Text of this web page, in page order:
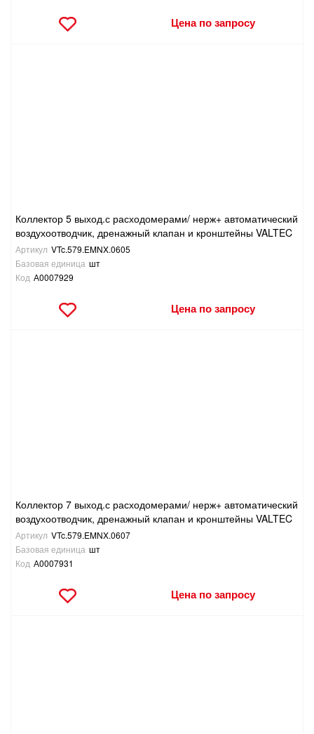
Цена по запросу
Коллектор 5 выход.с расходомерами/ нерж+ автоматический
воздухоотводчик, дренажный клапан и кронштейны VALTEC
Артикул VTc.579.EMNX.0605
Базовая единица шт
Код А0007929
Цена по запросу
Коллектор 7 выход.с расходомерами/ нерж+ автоматический
воздухоотводчик, дренажный клапан и кронштейны VALTEC
Артикул VTc.579.EMNX.0607
Базовая единица шт
Код А0007931
Цена по запросу